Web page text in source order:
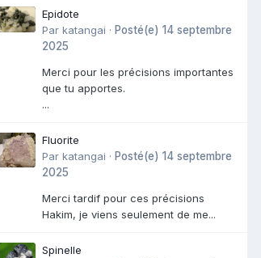
Epidote
Par katangai · Posté(e) 14 septembre
2025
Merci pour les précisions importantes
que tu apportes.
...
Fluorite
Par katangai · Posté(e) 14 septembre
2025
Merci tardif pour ces précisions
Hakim, je viens seulement de me...
Spinelle